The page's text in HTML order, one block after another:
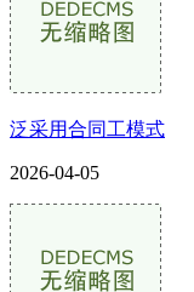
泛采用合同工模式
2026-04-05